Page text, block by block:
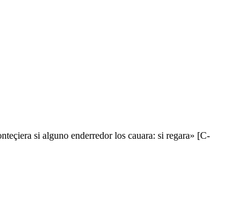
si alguno enderredor los cauara: si regara» [C-